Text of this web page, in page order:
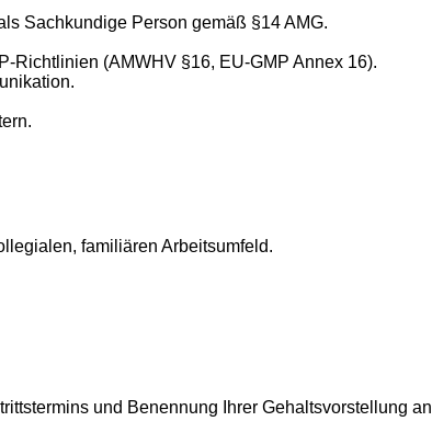
Sachkundige Person gemäß §14 AMG.
Richtlinien (AMWHV §16, EU-GMP Annex 16).
familiären Arbeitsumfeld.
und Benennung Ihrer Gehaltsvorstellung an